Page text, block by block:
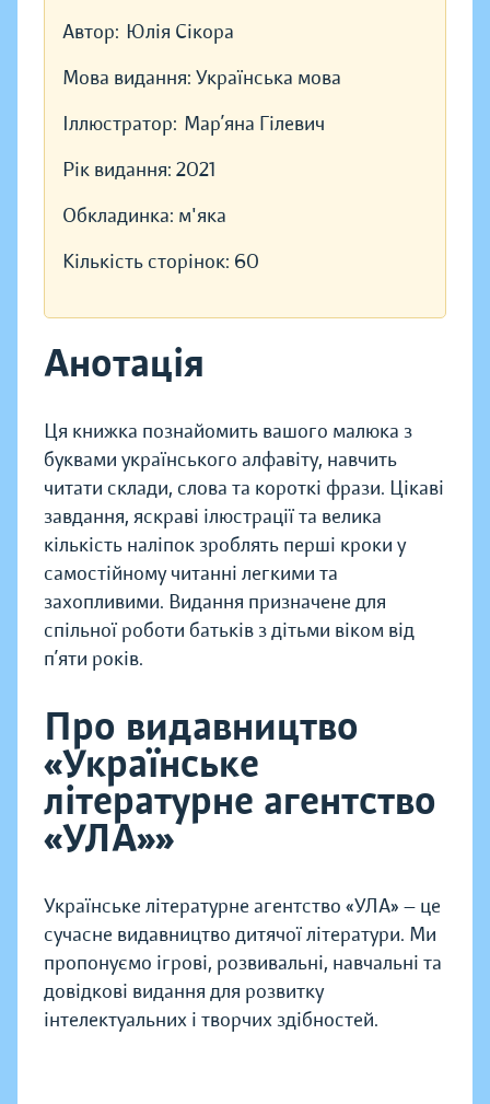
Автор: Юлія Сікора
Мова видання: Українська мова
Іллюстратор: Мар’яна Гілевич
Рік видання: 2021
Обкладинка: м'яка
Кількість сторінок: 60
Анотація
Ця книжка познайомить вашого малюка з
буквами українського алфавіту, навчить
читати склади, слова та короткі фрази. Цікаві
завдання, яскраві ілюстрації та велика
кількість наліпок зроблять перші кроки у
самостійному читанні легкими та
захопливими. Видання призначене для
спільної роботи батьків з дітьми віком від
п’яти років.
Про видавництво
«Українське
літературне агентство
«УЛА»»
Українське літературне агентство «УЛА» — це
сучасне видавництво дитячої літератури. Ми
пропонуємо ігрові, розвивальні, навчальні та
довідкові видання для розвитку
інтелектуальних і творчих здібностей.